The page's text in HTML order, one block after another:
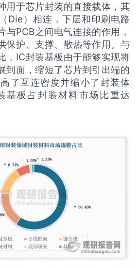
用于芯片封装的直接载体，其
Die）相连，下层和印刷电路
与PCB之间电气连接的作用，
保护、支撑、散热等作用。与
，IC封装基板由于能够实现将
到面，缩短了芯片到引出端的
了互连密度并缩小了封装体
基板占封装材料市场比重达